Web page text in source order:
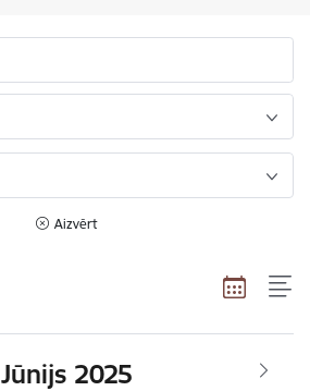
Aizvērt
Jūnijs 2025